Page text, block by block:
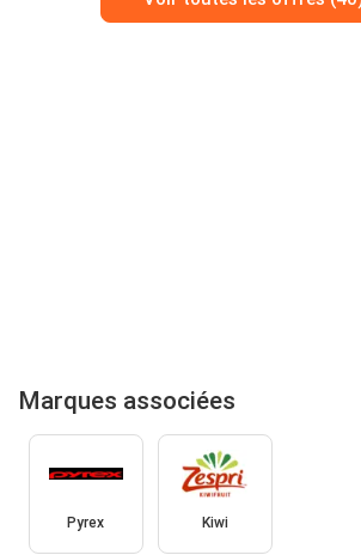
Marques associées
Pyrex Kiwi